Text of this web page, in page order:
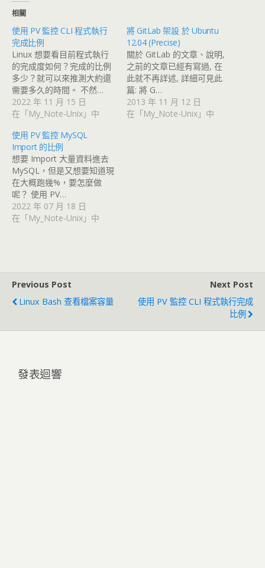
相關
使用 PV 監控 CLI 程式執行
完成比例
Linux 想要看目前程式執行
的完成度如何？完成的比例
多少？就可以來推測大約還
需要多久的時間。 不然…
2022 年 11 月 15 日
在「My_Note-Unix」中
將 GitLab 架設 於 Ubuntu
12.04 (Precise)
關於 GitLab 的文章、說明,
之前的文章已經有寫過, 在
此就不再詳述, 詳細可見此
篇: 將 G…
2013 年 11 月 12 日
在「My_Note-Unix」中
使用 PV 監控 MySQL
Import 的比例
想要 Import 大量資料進去
MySQL，但是又想要知道現
在大概跑幾%，要怎麼做
呢？ 使用 PV…
2022 年 07 月 18 日
在「My_Note-Unix」中
Previous Post
Linux Bash 查看檔案容量
Next Post
使用 PV 監控 CLI 程式執行完成
比例
發表迴響